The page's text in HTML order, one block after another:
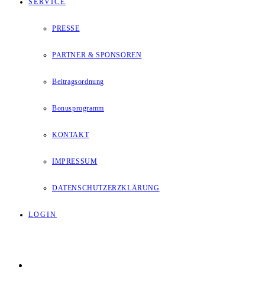
SERVICE
PRESSE
PARTNER & SPONSOREN
Beitragsordnung
Bonusprogramm
KONTAKT
IMPRESSUM
DATENSCHUTZERZKLÄRUNG
LOGIN